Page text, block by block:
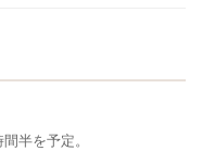
半を予定。